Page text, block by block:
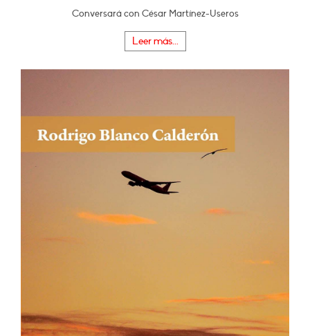
Conversará con César Martínez-Useros
Leer más...